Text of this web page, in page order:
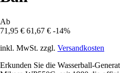
Ab
71,95 € 61,67 € -14%
inkl. MwSt. zzgl. Versandkosten
Erkunden Sie die Wasserball-